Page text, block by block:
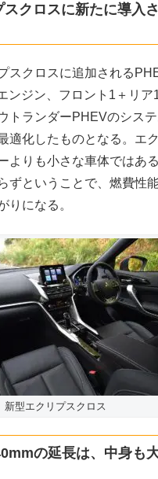
スクロスに新たに導入
スクロスに追加される
ンジン、フロント1＋リア
トランダーPHEVのシス
適化したものとなる。エ
よりも小さな車体ではあ
ずということで、燃費性
りになる。
新型エクリプスクロス
の延長は、中身も